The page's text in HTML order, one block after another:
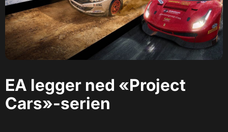
EA legger ned «Project
Cars»-serien